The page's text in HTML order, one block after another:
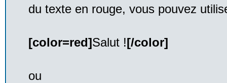
du texte en rouge, vous pouvez
[color=red]Salut ![/color]
ou